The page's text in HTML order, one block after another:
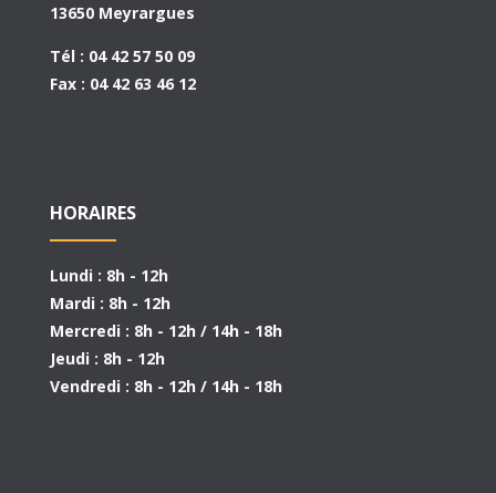
13650 Meyrargues
Tél : 04 42 57 50 09
Fax : 04 42 63 46 12
HORAIRES
Lundi : 8h - 12h
Mardi : 8h - 12h
Mercredi : 8h - 12h / 14h - 18h
Jeudi : 8h - 12h
Vendredi : 8h - 12h / 14h - 18h